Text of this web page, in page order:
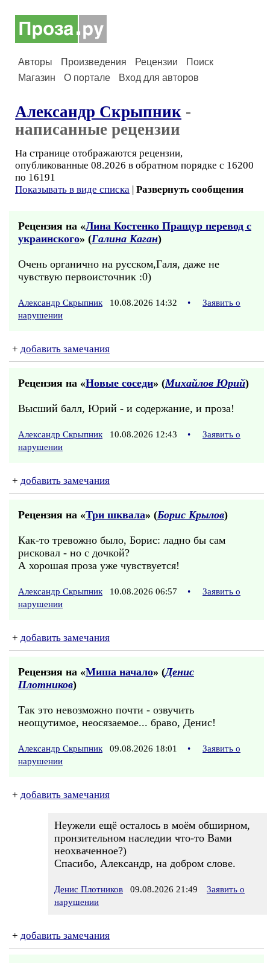
Авторы Произведения Рецензии
Поиск
Магазин
О портале Вход для авторов
Александр Скрыпник -
написанные рецензии
На странице отображаются рецензии,
опубликованные 08.2026 в обратном порядке с 16200
по 16191
Показывать в виде списка | Развернуть сообщения
Рецензия на «Лина Костенко Пращур перевод с
украинского» (Галина Каган)
Очень органично на русском,Галя, даже не
чувствую первоисточник :0)
Александр Скрыпник 10.08.2026 14:32 •
Заявить о
нарушении
+ добавить замечания
Рецензия на «Новые соседи» (Михайлов Юрий)
Высший балл, Юрий - и содержание, и проза!
Александр Скрыпник 10.08.2026 12:43 •
Заявить о
нарушении
+ добавить замечания
Рецензия на «Три шквала» (Борис Крылов)
Как-то тревожно было, Борис: ладно бы сам
рисковал - но с дочкой?
А хорошая проза уже чувствуется!
Александр Скрыпник 10.08.2026 06:57 •
Заявить о
нарушении
+ добавить замечания
Рецензия на «Миша начало» (Денис
Плотников)
Так это невозможно почти - озвучить
неощутимое, неосязаемое... браво, Денис!
Александр Скрыпник 09.08.2026 18:01 •
Заявить о
нарушении
+ добавить замечания
Неужели ещё осталось в моём обширном,
пронзительном наследии что-то Вами
неохваченное?)
Спасибо, Александр, на добром слове.
Денис Плотников 09.08.2026 21:49
Заявить о
нарушении
+ добавить замечания